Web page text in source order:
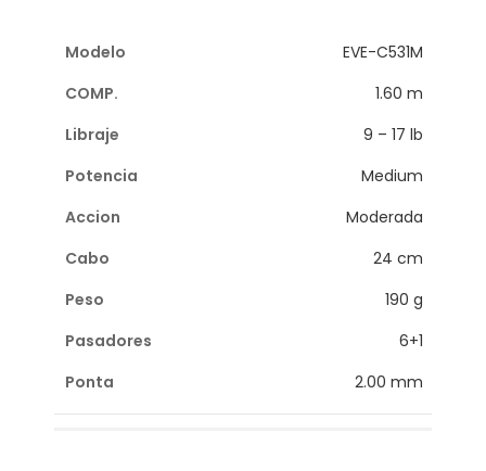
EVE-C531M
1.60 m
9 – 17 lb
Medium
Moderada
24 cm
190 g
6+1
2.00 mm